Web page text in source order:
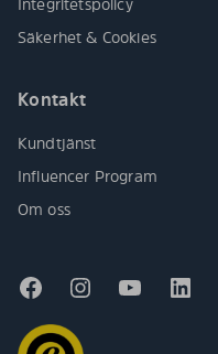
Integritetspolicy
Säkerhet & Cookies
Kontakt
Kundtjänst
Influencer Program
Om oss